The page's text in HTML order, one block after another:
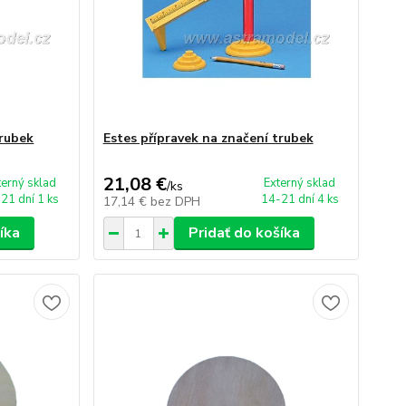
sklad
dní 1 ks
Estes přípravek na značení trubek
21,08 €/ks
17,14 € bez DPH
Externý sklad
14-21 dní 4 ks
Pridať do košíka